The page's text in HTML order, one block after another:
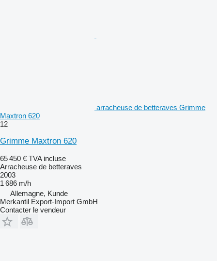
arracheuse de betteraves Grimme
Maxtron 620
12
Grimme Maxtron 620
65 450 € TVA incluse
Arracheuse de betteraves
2003
1 686 m/h
Allemagne, Kunde
Merkantil Export-Import GmbH
Contacter le vendeur